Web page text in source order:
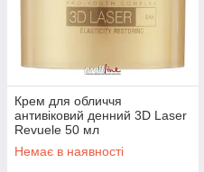
Крем для обличчя
антивіковий денний 3D Laser
Revuele 50 мл
Немає в наявності